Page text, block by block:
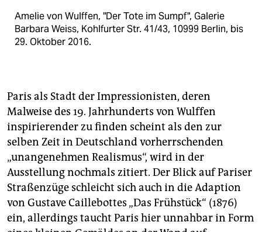
Amelie von Wulffen, "Der Tote im Sumpf", Galerie
Barbara Weiss, Kohlfurter Str. 41/43, 10999 Berlin, bis
29. Oktober 2016.
Paris als Stadt der Impressionisten, deren
Malweise des 19. Jahrhunderts von Wulffen
inspirierender zu finden scheint als den zur
selben Zeit in Deutschland vorherrschenden
„unangenehmen Realismus“, wird in der
Ausstellung nochmals zitiert. Der Blick auf Pariser
Straßenzüge schleicht sich auch in die Adaption
von Gustave Caillebottes „Das Frühstück“ (1876)
ein, allerdings taucht Paris hier unnahbar in Form